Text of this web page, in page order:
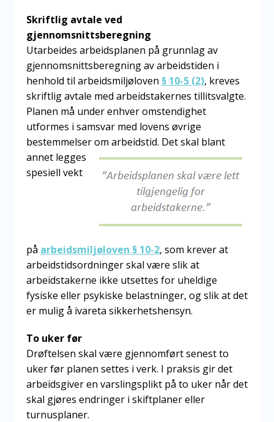
Skriftlig avtale ved
gjennomsnittsberegning
Utarbeides arbeidsplanen på grunnlag av
gjennomsnittsberegning av arbeidstiden i
henhold til arbeidsmiljøloven § 10-5 (2), kreves
skriftlig avtale med arbeidstakernes tillitsvalgte.
Planen må under enhver omstendighet
utformes i samsvar med lovens øvrige
bestemmelser om arbeidstid. Det skal blant
annet legges
spesiell vekt
på arbeidsmiljøloven § 10-2, som krever at
arbeidstidsordninger skal være slik at
arbeidstakerne ikke utsettes for uheldige
fysiske eller psykiske belastninger, og slik at det
er mulig å ivareta sikkerhetshensyn.
To uker før
Drøftelsen skal være gjennomført senest to
uker før planen settes i verk. I praksis gir det
arbeidsgiver en varslingsplikt på to uker når det
skal gjøres endringer i skiftplaner eller
turnusplaner.